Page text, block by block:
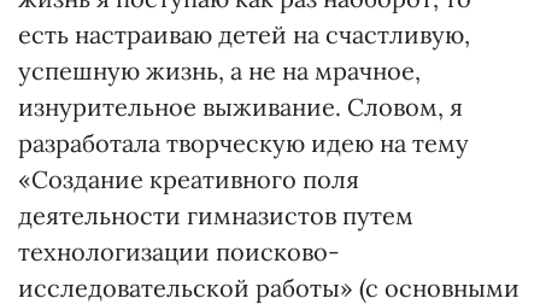
есть настраиваю детей на счастливую,
успешную жизнь, а не на мрачное,
изнурительное выживание. Словом, я
разработала творческую идею на тему
«Создание креативного поля
деятельности гимназистов путем
технологизации поисково-
исследовательской работы» (с основными